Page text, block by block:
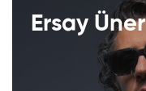
Ersay Üner